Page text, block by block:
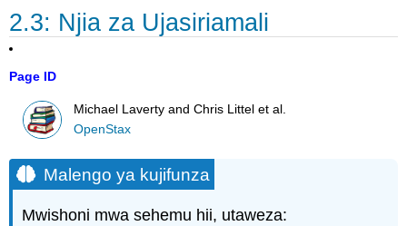
2.3: Njia za Ujasiriamali
Page ID
Michael Laverty and Chris Littel et al.
OpenStax
Malengo ya kujifunza
Mwishoni mwa sehemu hii, utaweza: